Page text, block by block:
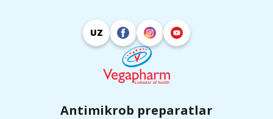
UZ
Antimikrob preparatlar